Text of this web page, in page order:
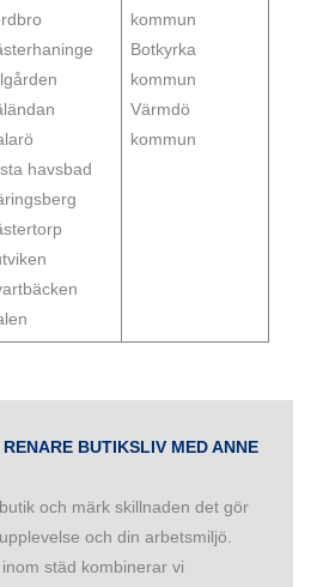
havsbad
kommun
Botkyrka
kommun
Värmdö
kommun
BUTIKSLIV MED ANNE
och märk skillnaden det gör
och din arbetsmiljö.
städ kombinerar vi